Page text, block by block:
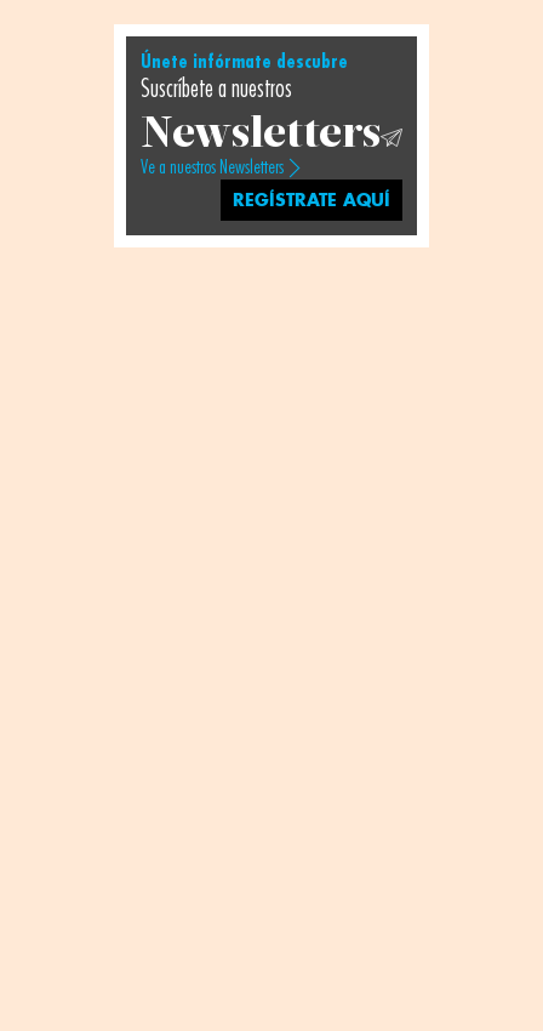
Únete infórmate descubre
Suscríbete a nuestros
Newsletters
Ve a nuestros Newsletters
REGÍSTRATE AQUÍ